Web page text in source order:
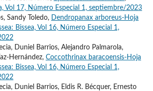
Vol 17, Número Especial 1, septiembre/2023
Sandy Toledo,
Dendropanax arboreus-Hoja
Bissea, Vol 16, Número Especial 1,
Duniel Barrios, Alejandro Palmarola,
Hernández, Coccothrinax baracoensis-Hoja
Bissea, Vol 16, Número Especial 1,
Duniel Barrios, Eldis R. Bécquer, Ernesto